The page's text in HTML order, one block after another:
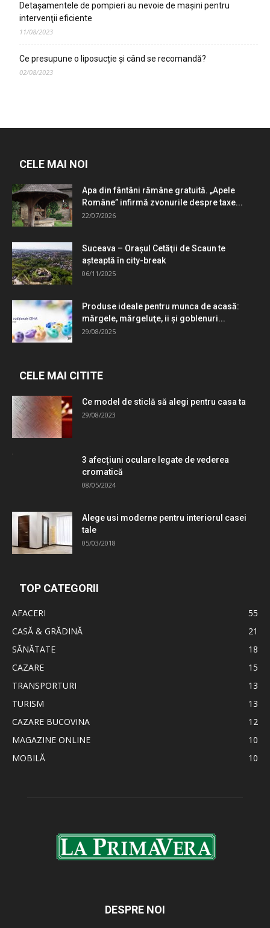
Detaşamentele de pompieri au nevoie de maşini pentru
intervenţii eficiente
11/08/2023
Ce presupune o liposucție și când se recomandă?
02/08/2023
CELE MAI NOI
Apa din fântâni rămâne gratuită. „Apele
Române” infirmă zvonurile despre taxe...
22/07/2026
Suceava – Oraşul Cetăţii de Scaun te
aşteaptă în city-break
06/11/2025
Produse ideale pentru munca de acasă:
mărgele, mărgeluţe, ii şi goblenuri...
29/08/2025
CELE MAI CITITE
Ce model de sticlă să alegi pentru casa ta
29/08/2023
3 afecțiuni oculare legate de vederea
cromatică
08/05/2024
Alege usi moderne pentru interiorul casei
tale
05/03/2018
TOP CATEGORII
AFACERI
55
CASĂ & GRĂDINĂ
21
SĂNĂTATE
18
CAZARE
15
TRANSPORTURI
13
TURISM
13
CAZARE BUCOVINA
12
MAGAZINE ONLINE
10
MOBILĂ
10
DESPRE NOI